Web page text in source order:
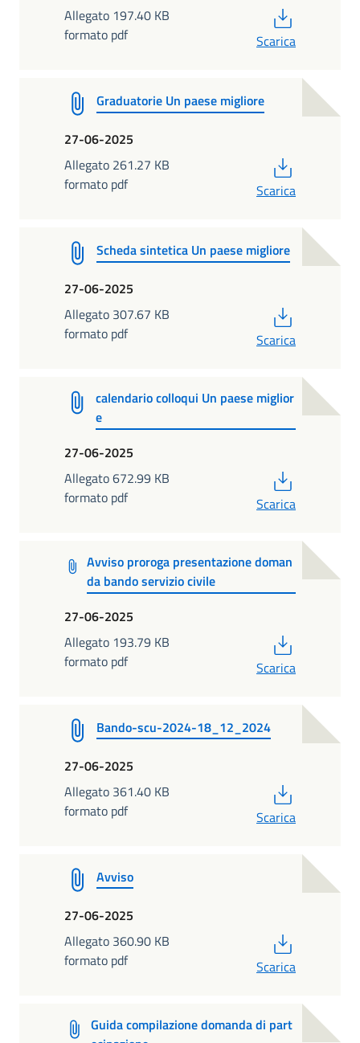
Allegato 197.40 KB
formato pdf
Scarica
Graduatorie Un paese migliore
27-06-2025
Allegato 261.27 KB
formato pdf
Scarica
Scheda sintetica Un paese migliore
27-06-2025
Allegato 307.67 KB
formato pdf
Scarica
calendario colloqui Un paese miglior
e
27-06-2025
Allegato 672.99 KB
formato pdf
Scarica
Avviso proroga presentazione doman
da bando servizio civile
27-06-2025
Allegato 193.79 KB
formato pdf
Scarica
Bando-scu-2024-18_12_2024
27-06-2025
Allegato 361.40 KB
formato pdf
Scarica
Avviso
27-06-2025
Allegato 360.90 KB
formato pdf
Scarica
Guida compilazione domanda di part